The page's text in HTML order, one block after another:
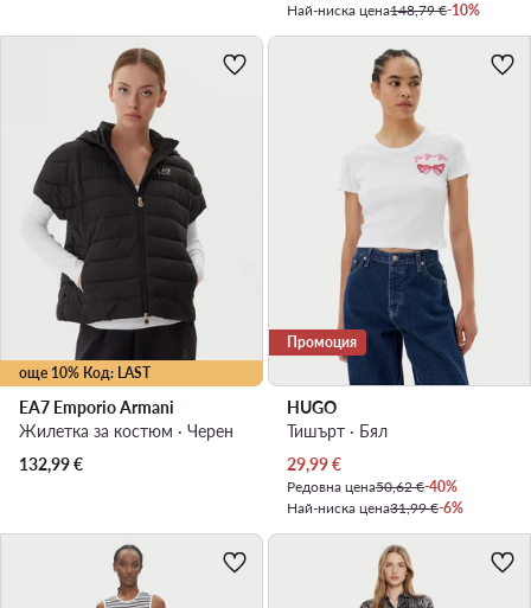
Най-ниска цена148,79 €-10%
още 10% Код: LAST
EA7 Emporio Armani
Жилетка за костюм · Черен
132,99€
Промоция
HUGO
Тишърт · Бял
Актуална цена
29,99€
Редовна цена50,62 €-40%
Най-ниска цена31,99 €-6%